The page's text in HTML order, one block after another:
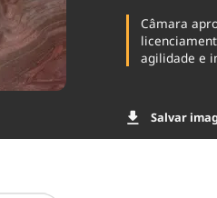
Câmara
agilidade e
Salvar